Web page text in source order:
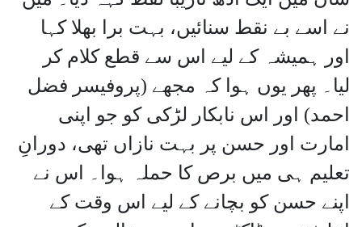
نے اسے بے نقط سنائیں، بہت برا بھلا کہا
اور ہمیشہ کے لیے اس سے قطع کلام کر
لیا۔ پھر یوں ہوا کہ مجھے (پروفیسر فضل
احمد) اور اس نابکار لڑکی کو جو اپنی
امارت اور حسن پر بہت نازاں تھی، دورانِ
تعلیم ہی میں برص کا حملہ ہوا۔ اس نے
اپنے حسن کو بچانے کے لیے اس وقت کے